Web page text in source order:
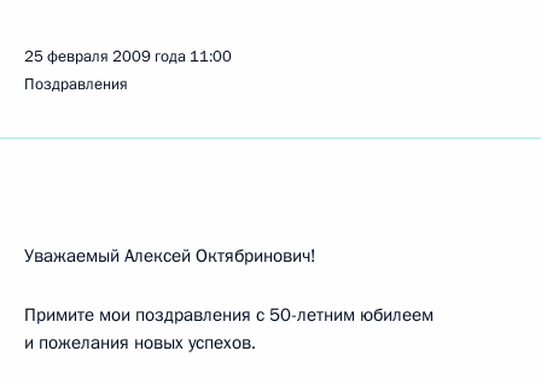
25 февраля 2009 года 11:00
Поздравления
Уважаемый Алексей Октябринович!
Примите мои поздравления с 50-летним юбилеем
и пожелания новых успехов.